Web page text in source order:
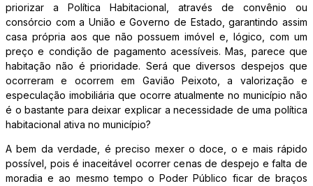
priorizar a Política Habitacional, através de convênio ou
consórcio com a União e Governo de Estado, garantindo assim
casa própria aos que não possuem imóvel e, lógico, com um
preço e condição de pagamento acessíveis. Mas, parece que
habitação não é prioridade. Será que diversos despejos que
ocorreram e ocorrem em Gavião Peixoto, a valorização e
especulação imobiliária que ocorre atualmente no município não
é o bastante para deixar explicar a necessidade de uma política
habitacional ativa no município?
A bem da verdade, é preciso mexer o doce, o e mais rápido
possível, pois é inaceitável ocorrer cenas de despejo e falta de
moradia e ao mesmo tempo o Poder Público ficar de braços